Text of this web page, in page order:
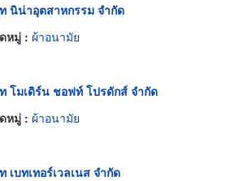
นิน่าอุตสาหกรรม จำกัด
หมู่ : ผ้าอนามัย
โมเดิร์น ชอฟท์ โปรดักส์ จำกัด
หมู่ : ผ้าอนามัย
เบทเทอร์เวลเนส จำกัด